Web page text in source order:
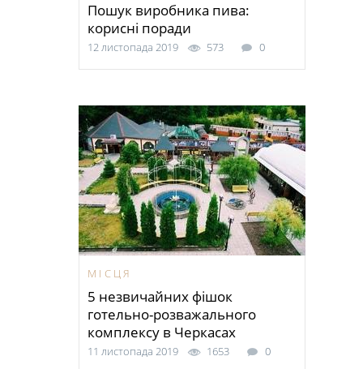
Пошук виробника пива:
корисні поради
12 листопада 2019 573 0
МІСЦЯ
5 незвичайних фішок
готельно-розважального
комплексу в Черкасах
11 листопада 2019 1653 0